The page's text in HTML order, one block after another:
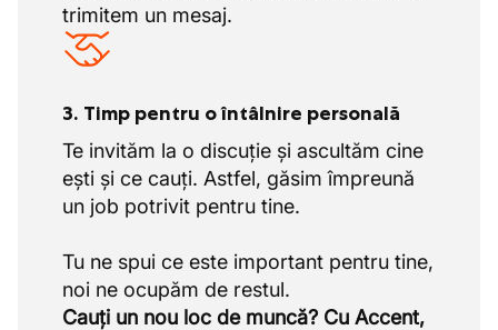
trimitem un mesaj.
3. Timp pentru o întâlnire personală
Te invităm la o discuție și ascultăm cine
ești și ce cauți. Astfel, găsim împreună
un job potrivit pentru tine.
Tu ne spui ce este important pentru tine,
Cauți un nou loc de muncă? Cu Accent,